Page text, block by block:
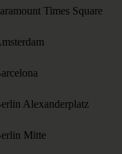
Times Square
Alexanderplatz
Mitte